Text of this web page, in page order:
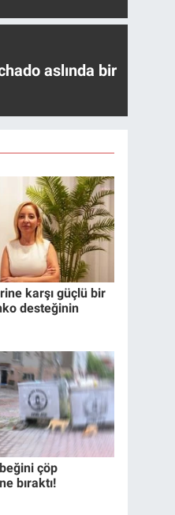
aslında bir
karşı güçlü bir
desteğinin
çöp
bıraktı!